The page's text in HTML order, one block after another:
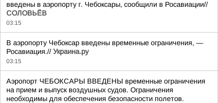
введены в аэропорту г. Чебоксары, сообщили в Росавиации//
СОЛОВЬЁВ
03:15
В аэропорту Чебоксар введены временные ограничения, —
Росавиация.// Украина.ру
03:15
Аэропорт ЧЕБОКСАРЫ ВВЕДЕНЫ временные ограничения
на прием и выпуск воздушных судов. Ограничения
необходимы для обеспечения безопасности полетов.